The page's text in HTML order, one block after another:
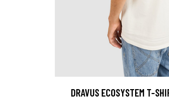
DRAVUS ECOSYSTEM T-